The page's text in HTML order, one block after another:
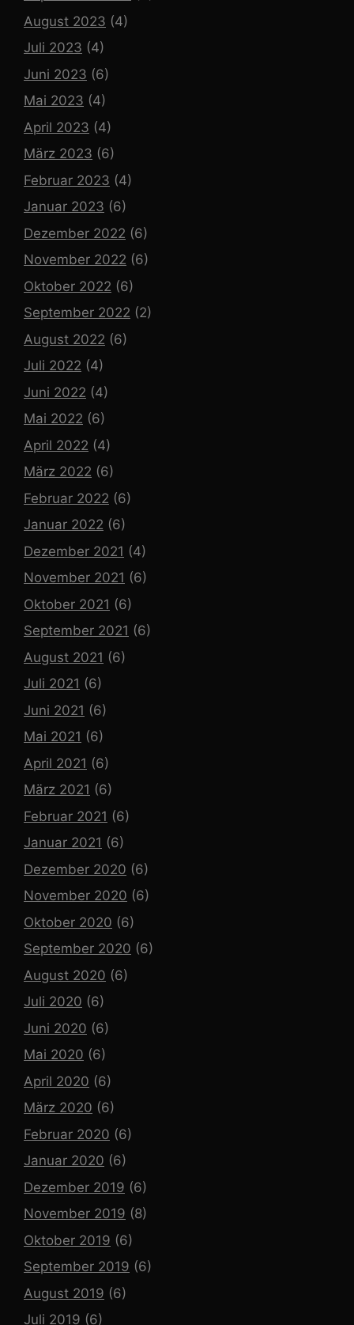
August 2023 (4)
Juli 2023 (4)
Juni 2023 (6)
Mai 2023 (4)
April 2023 (4)
März 2023 (6)
Februar 2023 (4)
Januar 2023 (6)
Dezember 2022 (6)
November 2022 (6)
Oktober 2022 (6)
September 2022 (2)
August 2022 (6)
Juli 2022 (4)
Juni 2022 (4)
Mai 2022 (6)
April 2022 (4)
März 2022 (6)
Februar 2022 (6)
Januar 2022 (6)
Dezember 2021 (4)
November 2021 (6)
Oktober 2021 (6)
September 2021 (6)
August 2021 (6)
Juli 2021 (6)
Juni 2021 (6)
Mai 2021 (6)
April 2021 (6)
März 2021 (6)
Februar 2021 (6)
Januar 2021 (6)
Dezember 2020 (6)
November 2020 (6)
Oktober 2020 (6)
September 2020 (6)
August 2020 (6)
Juli 2020 (6)
Juni 2020 (6)
Mai 2020 (6)
April 2020 (6)
März 2020 (6)
Februar 2020 (6)
Januar 2020 (6)
Dezember 2019 (6)
November 2019 (8)
Oktober 2019 (6)
September 2019 (6)
August 2019 (6)
Juli 2019 (6)